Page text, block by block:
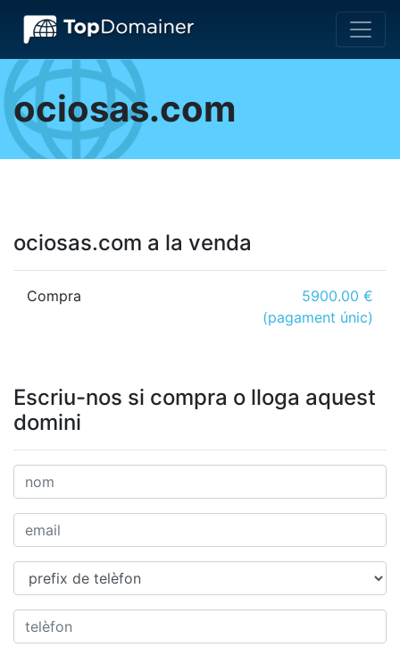
ociosas.com
ociosas.com a la venda
Compra
5900.00 €
(pagament únic)
Escriu-nos si compra o lloga aquest
domini